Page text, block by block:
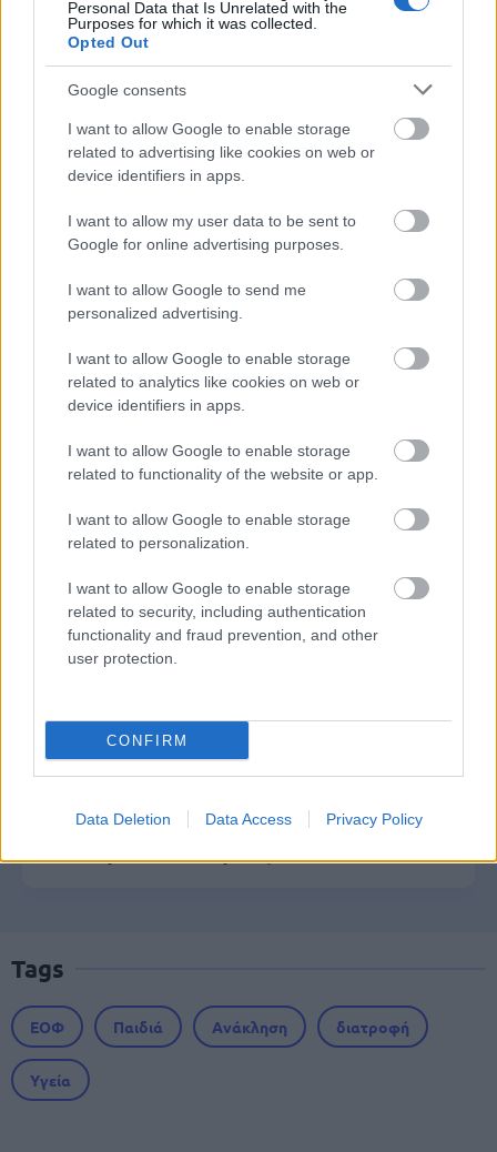
Personal Data that Is Unrelated with the
Purposes for which it was collected.
Opted Out
Google consents
I want to allow Google to enable storage
related to advertising like cookies on web or
device identifiers in apps.
I want to allow my user data to be sent to
Google for online advertising purposes.
I want to allow Google to send me
personalized advertising.
I want to allow Google to enable storage
related to analytics like cookies on web or
device identifiers in apps.
I want to allow Google to enable storage
related to functionality of the website or app.
I want to allow Google to enable storage
related to personalization.
I want to allow Google to enable storage
related to security, including authentication
functionality and fraud prevention, and other
user protection.
CONFIRM
Data Deletion Data Access Privacy Policy
Μάθε πρώτος όλες τις σημαντικές
ειδήσεις.
Βάλε το proson.gr στα αποτελέσματα
αναζήτησης της Google
Δημοφιλείς Ειδήσεις
Δημόσιο (χωρίς πτυχίο)
Πυροσβεστική Σχολή: Νέος
κανονισμός για δόκιμους – Τι αλλάζει
σε διαμονή, σίτιση και πρακτική
εκπαίδευση
e-ΕΦΚΑ: Έως 846 ευρώ επιπλέον στη
σύνταξη – Ποιοι δικαιούνται τα
8.000 ανέργους άνω των 55 ετών –
Tags
ΕΟΦ Παιδιά Ανάκληση διατροφή
Υγεία